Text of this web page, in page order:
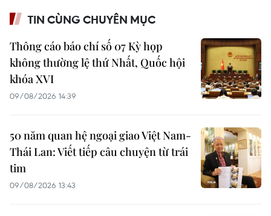
TIN CÙNG CHUYÊN MỤC
Thông cáo báo chí số 07 Kỳ họp
không thường lệ thứ Nhất, Quốc hội
khóa XVI
09/08/2026 14:39
50 năm quan hệ ngoại giao Việt Nam-
Thái Lan: Viết tiếp câu chuyện từ trái
tim
09/08/2026 13:43